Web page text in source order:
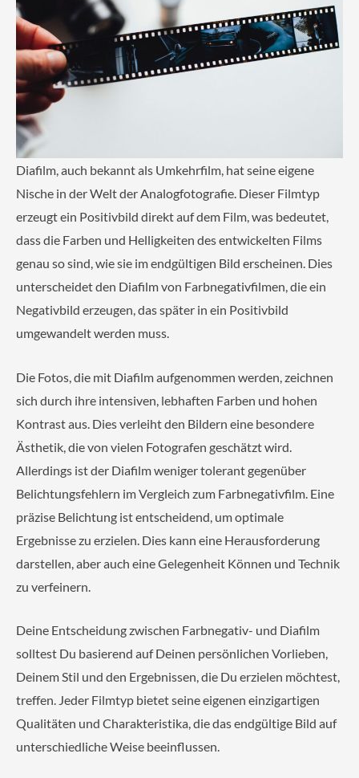
Diafilm, auch bekannt als Umkehrfilm, hat seine eigene
Nische in der Welt der Analogfotografie. Dieser Filmtyp
erzeugt ein Positivbild direkt auf dem Film, was bedeutet,
dass die Farben und Helligkeiten des entwickelten Films
genau so sind, wie sie im endgültigen Bild erscheinen. Dies
unterscheidet den Diafilm von Farbnegativfilmen, die ein
Negativbild erzeugen, das später in ein Positivbild
umgewandelt werden muss.
Die Fotos, die mit Diafilm aufgenommen werden, zeichnen
sich durch ihre intensiven, lebhaften Farben und hohen
Kontrast aus. Dies verleiht den Bildern eine besondere
Ästhetik, die von vielen Fotografen geschätzt wird.
Allerdings ist der Diafilm weniger tolerant gegenüber
Belichtungsfehlern im Vergleich zum Farbnegativfilm. Eine
präzise Belichtung ist entscheidend, um optimale
Ergebnisse zu erzielen. Dies kann eine Herausforderung
darstellen, aber auch eine Gelegenheit Können und Technik
zu verfeinern.
Deine Entscheidung zwischen Farbnegativ- und Diafilm
solltest Du basierend auf Deinen persönlichen Vorlieben,
Deinem Stil und den Ergebnissen, die Du erzielen möchtest,
treffen. Jeder Filmtyp bietet seine eigenen einzigartigen
Qualitäten und Charakteristika, die das endgültige Bild auf
unterschiedliche Weise beeinflussen.